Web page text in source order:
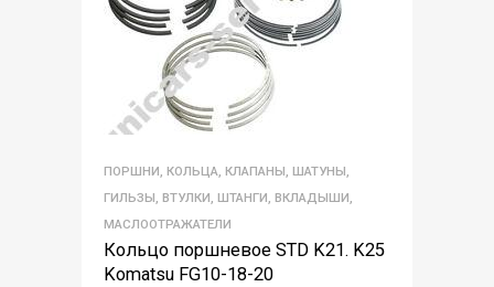
ПОРШНИ, КОЛЬЦА, КЛАПАНЫ, ШАТУНЫ,
ГИЛЬЗЫ, ВТУЛКИ, ШТАНГИ, ВКЛАДЫШИ,
МАСЛООТРАЖАТЕЛИ
Кольцо поршневое STD K21. K25
Komatsu FG10-18-20